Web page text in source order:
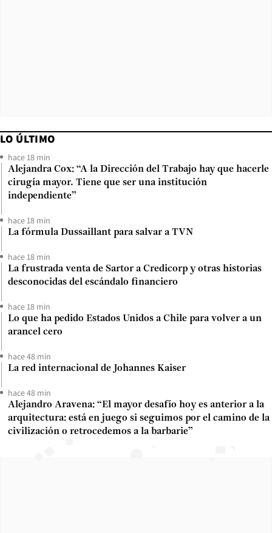
LO ÚLTIMO
hace 18 min
Alejandra Cox: “A la Dirección del Trabajo hay que hacerle
cirugía mayor. Tiene que ser una institución
independiente”
hace 18 min
La fórmula Dussaillant para salvar a TVN
hace 18 min
La frustrada venta de Sartor a Credicorp y otras historias
desconocidas del escándalo financiero
hace 18 min
Lo que ha pedido Estados Unidos a Chile para volver a un
arancel cero
hace 48 min
La red internacional de Johannes Kaiser
hace 48 min
Alejandro Aravena: “El mayor desafío hoy es anterior a la
arquitectura: está en juego si seguimos por el camino de la
civilización o retrocedemos a la barbarie”